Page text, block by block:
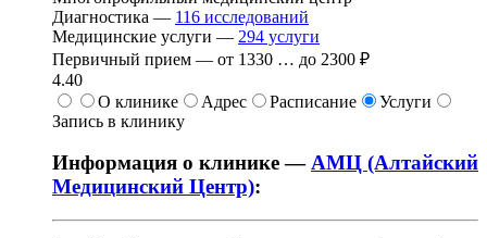
Диагностика — 116 исследований
Медицинские услуги — 294 услуги
Первичный прием — от 1330 … до 2300 ₽
4.40
О клинике
Адрес Расписание
Услуги
Запись в клинику
Информация о клинике —АМЦ (Алтайский
Медицинский Центр):